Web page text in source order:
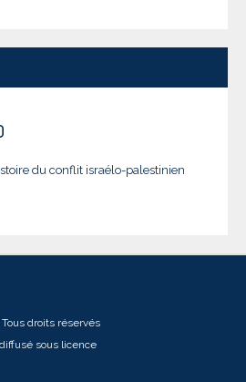
du conflit israélo-palestinien
droits réservés
sous licence